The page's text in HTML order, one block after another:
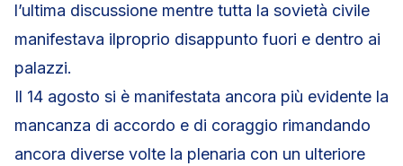
l’ultima discussione mentre tutta la sovietà civile
manifestava ilproprio disappunto fuori e dentro ai
palazzi.
Il 14 agosto si è manifestata ancora più evidente la
mancanza di accordo e di coraggio rimandando
ancora diverse volte la plenaria con un ulteriore